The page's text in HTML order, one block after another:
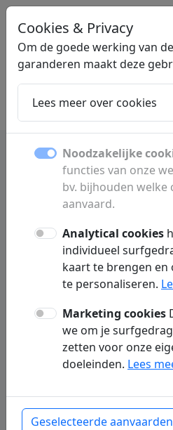
Home Dochters
Startpagina
links en
Ontdek een overzicht
websites, bedrijven,
uit België en
Vakantie
heerlijkehuisjes.nl
Cookies & Privacy
Om de goede werking van
garanderen maakt deze
Lees meer over cookies
Noodzakelijke
functies van onze
bv. bijhouden welke
aanvaard.
Analytical cookies
individueel
kaart te brengen en
te personaliseren.
Marketing cookies
we om je
zetten voor onze
doeleinden. Lees
Geselecteerde aanvaarden